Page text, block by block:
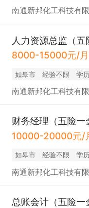
南通新邦化工科技有
人力资源总监（五
8000-15000元/月
如皋市 经验不限 学
南通新邦化工科技有
财务经理（五险一
10000-20000元/
如皋市 经验不限 学
南通新邦化工科技有
总账会计（五险一